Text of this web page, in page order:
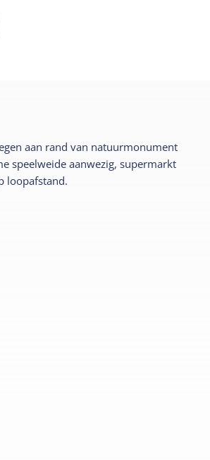
Gedeelde faciliteiten
aan rand van natuurmonument
speelweide aanwezig, supermarkt
loopafstand.